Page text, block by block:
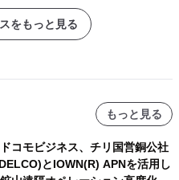
をもっと見る
もっと見る
コモビジネス、チリ国営銅公社
とIOWN(R) APNを活用し